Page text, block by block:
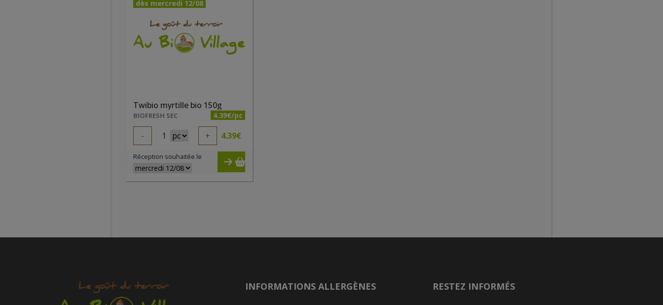
dès mercredi 12/08
Twibio myrtille bio 150g
BIOFRESH SEC 4.39€/pc
- 1 + 4.39€
Réception souhaitée le
INFORMATIONS ALLERGÈNES RESTEZ INFORMÉS